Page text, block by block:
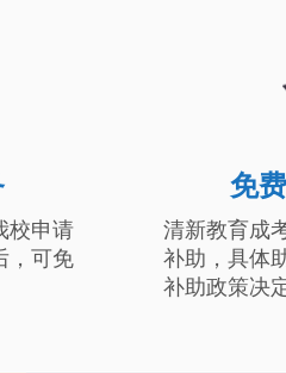
校申请
，可免
免
清新教育成
补助，具体
补助政策决